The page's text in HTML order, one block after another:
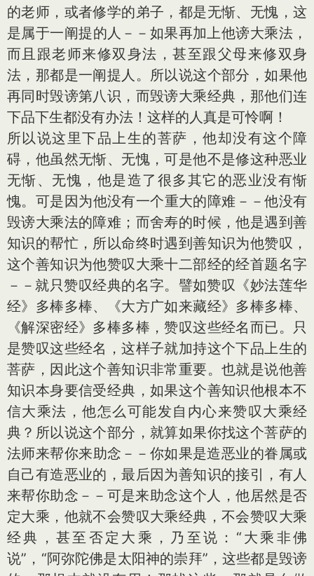
的老师，或者修学的弟子，都是无惭、无愧，这
是属于一阐提的人－－如果再加上他谤大乘法，
而且跟老师来修双身法，甚至跟父母来修双身
法，那都是一阐提人。所以说这个部分，如果他
再同时毁谤第八识，而毁谤大乘经典，那他们连
下品下生都没有办法！这样的人真是可怜啊！
所以说这里下品上生的菩萨，他却没有这个障
碍，他虽然无惭、无愧，可是他不是修这种恶业
无惭、无愧，他是造了很多其它的恶业没有惭
愧。可是因为他没有一个重大的障难－－他没有
毁谤大乘法的障难；而舍寿的时候，他是遇到善
知识的帮忙，所以命终时遇到善知识为他赞叹，
这个善知识为他赞叹大乘十二部经的经首题名字
－－就只赞叹经典的名字。譬如赞叹《妙法莲华
经》多棒多棒、《大方广如来藏经》多棒多棒、
《解深密经》多棒多棒，赞叹这些经名而已。只
是赞叹这些经名，这样子就加持这个下品上生的
菩萨，因此这个善知识非常重要。也就是说他善
知识本身要信受经典，如果这个善知识他根本不
信大乘法，他怎么可能发自内心来赞叹大乘经
典？所以说这个部分，就算如果你找这个菩萨的
法师来帮你来助念－－你如果是造恶业的眷属或
自己有造恶业的，最后因为善知识的接引，有人
来帮你助念－－可是来助念这个人，他居然是否
定大乘，他就不会赞叹大乘经典，不会赞叹大乘
经典，甚至否定大乘，乃至说：“大乘非佛
说”，“阿弥陀佛是太阳神的崇拜”，这些都是毁谤